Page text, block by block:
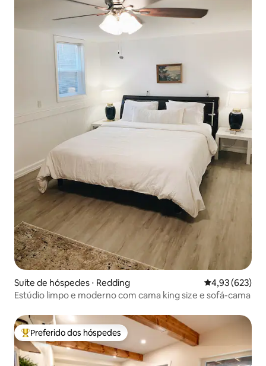
Suíte de hóspedes ⋅ Redding 4,93 de uma
4,93 (623)
Estúdio limpo e moderno com cama king size e sofá-cama
Entre os melhores preferidos dos hóspedes
Preferido dos hóspedes